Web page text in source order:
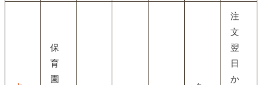
保
育
園
注
文
翌
日
か